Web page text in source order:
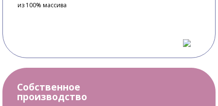
из 100% массива
Собственное
производство